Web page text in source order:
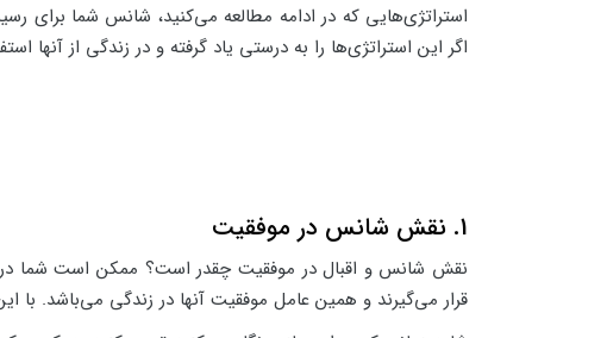
استراتژی‌هایی که در ادامه مطالعه می‌کنید، شانس شما برای
اگر این استراتژی‌ها را به درستی یاد گرفته و در زندگی از آنها
1. نقش شانس در موفقیت
نقش شانس و اقبال در موفقیت چقدر است؟ ممکن است شما در
قرار می‌گیرند و همین عامل موفقیت آنها در زندگی می‌باشد. با